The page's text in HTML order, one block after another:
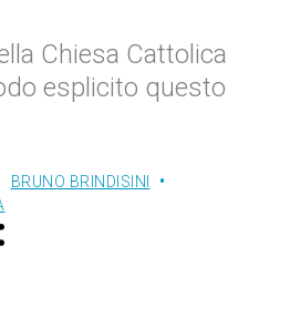
Chiesa Cattolica
esplicito questo
BRUNO BRINDISINI